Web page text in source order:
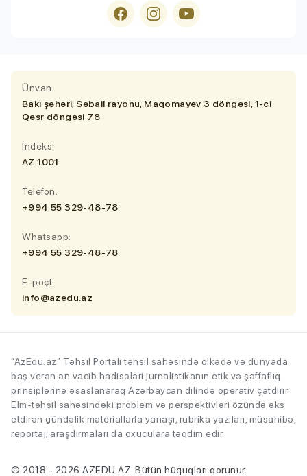
Ünvan:
Bakı şəhəri, Səbail rayonu, Maqomayev 3 döngəsi, 1-ci
Qəsr döngəsi 78
İndeks:
AZ 1001
Telefon:
+994 55 329-48-78
Whatsapp:
+994 55 329-48-78
E-poçt:
info@azedu.az
“AzEdu.az” Təhsil Portalı təhsil sahəsində ölkədə və dünyada
baş verən ən vacib hadisələri jurnalistikanın etik və şəffaflıq
prinsiplərinə əsaslanaraq Azərbaycan dilində operativ çatdırır.
Elm-təhsil sahəsindəki problem və perspektivləri özündə əks
etdirən gündəlik materiallarla yanaşı, rubrika yazıları, müsahibə,
reportaj, araşdırmaları da oxuculara təqdim edir.
© 2018 - 2026 AZEDU.AZ. Bütün hüquqları qorunur.